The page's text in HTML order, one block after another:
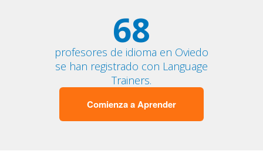
68
profesores de idioma en Oviedo
se han registrado con Language
Trainers.
Comienza a Aprender